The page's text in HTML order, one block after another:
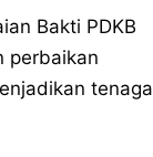
Bakti PDKB
perbaikan
tenaga